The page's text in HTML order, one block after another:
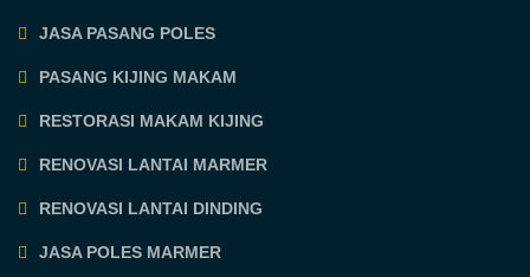
JASA PASANG POLES
PASANG KIJING MAKAM
RESTORASI MAKAM KIJING
RENOVASI LANTAI MARMER
RENOVASI LANTAI DINDING
JASA POLES MARMER